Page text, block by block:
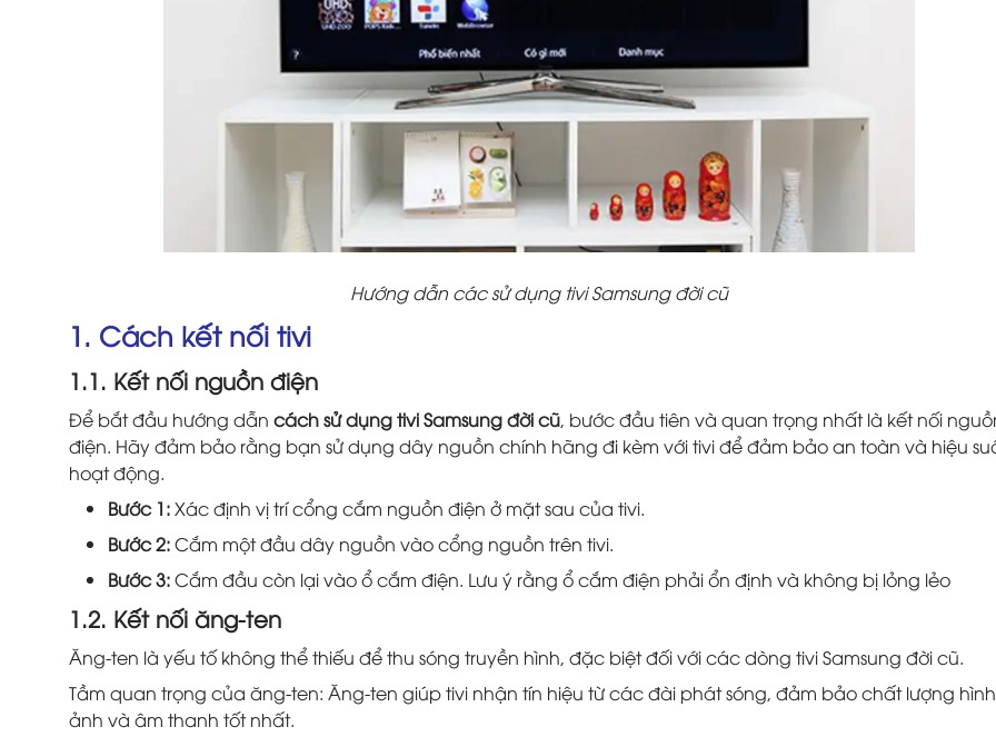
Hướng dẫn các sử dụng tivi Samsung đời cũ
1. Cách kết nối tivi
1.1. Kết nối nguồn điện
Để bắt đầu hướng dẫn cách sử dụng tivi Samsung đời cũ, bước đầu tiên và quan trọng nhất là kết nối
điện. Hãy đảm bảo rằng bạn sử dụng dây nguồn chính hãng đi kèm với tivi để đảm bảo an toàn và hiệu
hoạt động.
Bước 1:Xác định vị trí cổng cắm nguồn điện ở mặt sau của tivi.
Bước 2:Cắm một đầu dây nguồn vào cổng nguồn trên tivi.
Bước 3:Cắm đầu còn lại vào ổ cắm điện. Lưu ý rằng ổ cắm điện phải ổn định và không bị lỏng lẻo
1.2. Kết nối ăng-ten
Ăng-ten là yếu tố không thể thiếu để thu sóng truyền hình, đặc biệt đối với các dòng tivi Samsung đời cũ.
Tầm quan trọng của ăng-ten: Ăng-ten giúp tivi nhận tín hiệu từ các đài phát sóng, đảm bảo chất lượng hình
ảnh và âm thanh tốt nhất.